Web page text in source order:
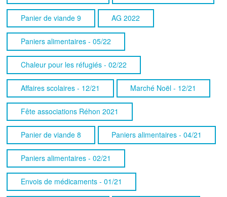
Panier de viande 9 AG 2022
Paniers alimentaires - 05/22
Chaleur pour les réfugiés - 02/22
Affaires scolaires - 12/21 Marché Noël - 12/21
Fête associations Réhon 2021
Panier de viande 8 Paniers alimentaires - 04/21
Paniers alimentaires - 02/21
Envois de médicaments - 01/21